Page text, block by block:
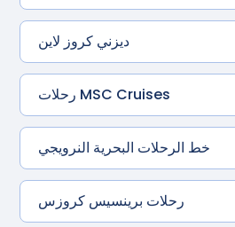
ديزني كروز لاين
رحلات MSC Cruises
خط الرحلات البحرية النرويجي
رحلات برينسيس كروزس